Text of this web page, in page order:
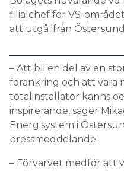
Om tidningen
Kontakt
Search for:
SEARCH
filialchef för VS-
att utgå ifrån
– Att bli en del av en
förankring och att vara
totalinstallatör känns
inspirerande, säger
Energisystem i
pressmeddelande.
– Förvärvet medför att